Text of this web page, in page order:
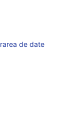
de date